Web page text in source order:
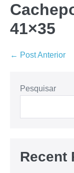
41×35
← Post Anterior
Pesquisar
Recent